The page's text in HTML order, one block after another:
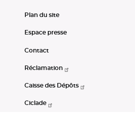
Plan du site
Espace presse
Contact
Réclamation
Caisse des Dépôts
Ciclade